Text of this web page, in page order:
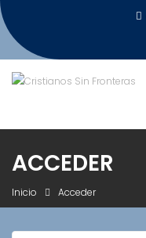
Saltar
al
contenido
ACCEDER
Inicio Acceder